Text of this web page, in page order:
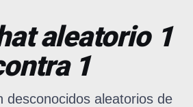
aleatorio 1
1
desconocidos aleatorios de